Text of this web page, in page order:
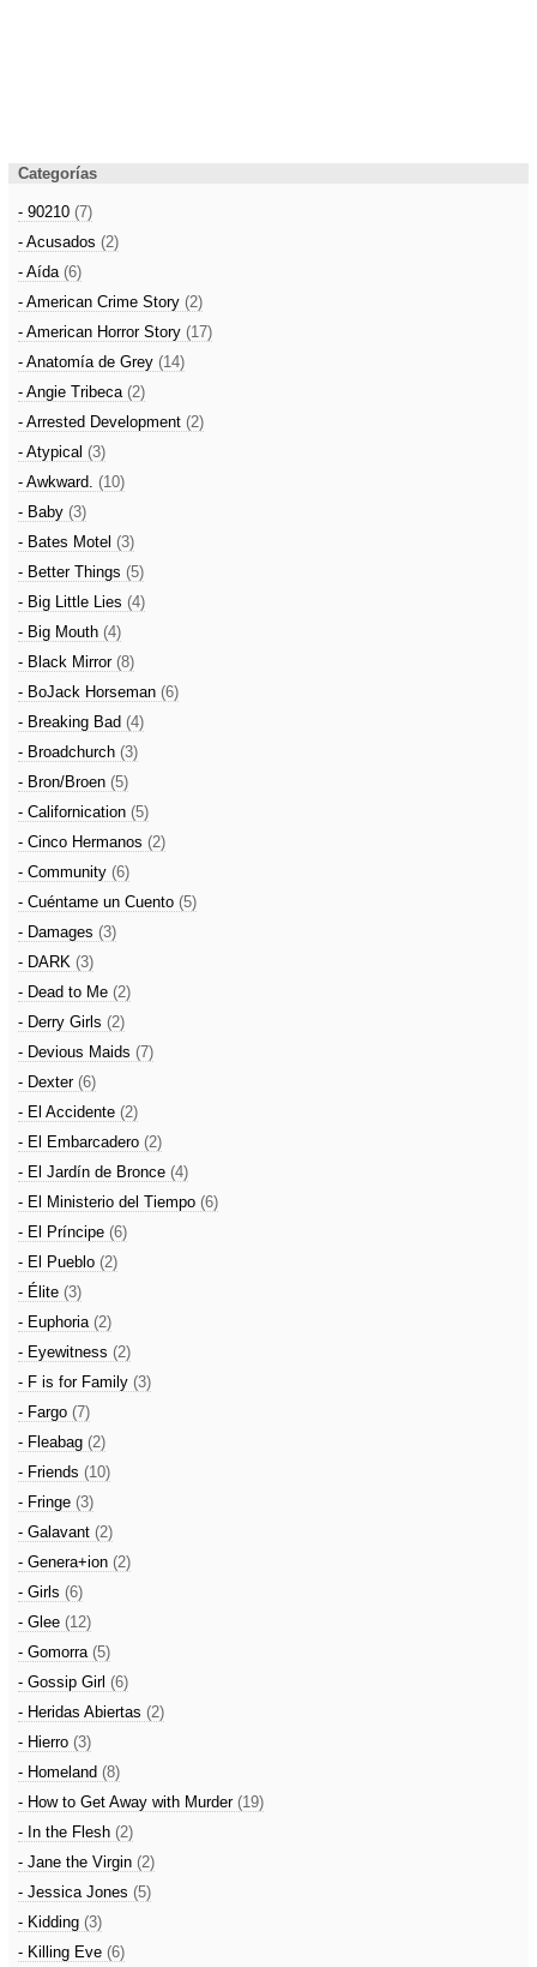
Categorías
- 90210 (7)
- Acusados (2)
- Aída (6)
- American Crime Story (2)
- American Horror Story (17)
- Anatomía de Grey (14)
- Angie Tribeca (2)
- Arrested Development (2)
- Atypical (3)
- Awkward. (10)
- Baby (3)
- Bates Motel (3)
- Better Things (5)
- Big Little Lies (4)
- Big Mouth (4)
- Black Mirror (8)
- BoJack Horseman (6)
- Breaking Bad (4)
- Broadchurch (3)
- Bron/Broen (5)
- Californication (5)
- Cinco Hermanos (2)
- Community (6)
- Cuéntame un Cuento (5)
- Damages (3)
- DARK (3)
- Dead to Me (2)
- Derry Girls (2)
- Devious Maids (7)
- Dexter (6)
- El Accidente (2)
- El Embarcadero (2)
- El Jardín de Bronce (4)
- El Ministerio del Tiempo (6)
- El Príncipe (6)
- El Pueblo (2)
- Élite (3)
- Euphoria (2)
- Eyewitness (2)
- F is for Family (3)
- Fargo (7)
- Fleabag (2)
- Friends (10)
- Fringe (3)
- Galavant (2)
- Genera+ion (2)
- Girls (6)
- Glee (12)
- Gomorra (5)
- Gossip Girl (6)
- Heridas Abiertas (2)
- Hierro (3)
- Homeland (8)
- How to Get Away with Murder (19)
- In the Flesh (2)
- Jane the Virgin (2)
- Jessica Jones (5)
- Kidding (3)
- Killing Eve (6)